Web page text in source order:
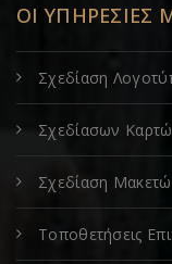
ΟΙ ΥΠΗΡΕΣΙΕΣ
Σχεδίαση
Σχεδίασων
Σχεδίαση
Τοποθετήσεις